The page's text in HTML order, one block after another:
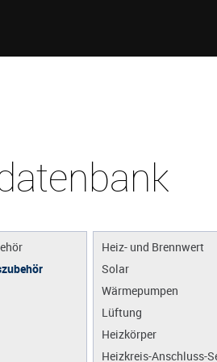
Heiz- und Brennwert
Solar
Wärmepumpen
Lüftung
Heizkörper
Heizkreis-Anschluss-